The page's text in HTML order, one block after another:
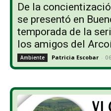
De la
se presentó en
temporada de la
los amigos del
Ambiente Patricia Escobar -